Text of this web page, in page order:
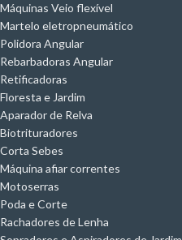
Máquinas Veio flexível
Martelo eletropneumático
Polidora Angular
Rebarbadoras Angular
Retificadoras
Floresta e Jardim
Aparador de Relva
Biotrituradores
Corta Sebes
Máquina afiar correntes
Motoserras
Poda e Corte
Rachadores de Lenha